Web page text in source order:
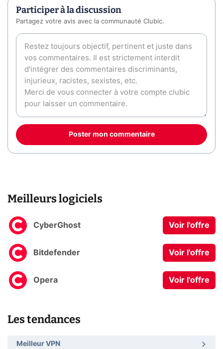
Participer à la discussion
Partagez votre avis avec la communauté Clubic.
Poster mon commentaire
Meilleurs logiciels
CyberGhost Voir l'offre
Bitdefender Voir l'offre
Opera Voir l'offre
Les tendances
Meilleur VPN